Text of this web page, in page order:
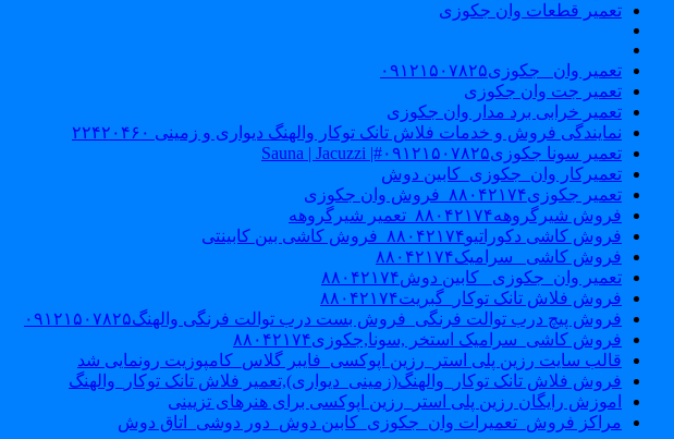
تعمیر قطعات وان جکوزی
تعمیر وان _جکوزی۰۹۱۲۱۵۰۷۸۲۵
تعمیر جت وان جکوزی
تعمیر خرابی برد مدار وان جکوزی
نمایندگی فروش و خدمات فلاش تانک توکار والهنگ دیواری و زمینی ۲۲۴۲۰۴۶۰
تعمیر سونا جکوزی۰۹۱۲۱۵۰۷۸۲۵#| Sauna | Jacuzzi
تعمیرکار وان_جکوزی_کابین دوش
تعمیر جکوزی۸۸۰۴۲۱۷۴_فروش وان جکوزی
فروش شیرگروهه۸۸۰۴۲۱۷۴_تعمیر شیرگروهه
فروش کاشی دکوراتیو۸۸۰۴۲۱۷۴_فروش کاشی بین کابینتی
فروش کاشی _سرامیک۸۸۰۴۲۱۷۴
تعمیر وان_جکوزی_ کابین دوش۸۸۰۴۲۱۷۴
فروش فلاش تانک توکار_گبریت۸۸۰۴۲۱۷۴
فروش پیچ درب توالت فرنگی_فروش بست درب توالت فرنگی والهنگ۰۹۱۲۱۵۰۷۸۲۵
فروش کاشی_سرامیک استخر ,سونا,جکوزی۸۸۰۴۲۱۷۴
قالب سایت رزین پلی استر_رزین اپوکسی_فایبر گلاس_کامپوزیت رونمایی شد
فروش فلاش تانک توکار_والهنگ(زمینی_دیواری),تعمیر فلاش تانک توکار_والهنگ
اموزش رایگان رزین پلی استر_رزین اپوکسی برای هنرهای تزیینی
مراکز فروش_تعمیرات وان_جکوزی_کابین دوش_دور دوشی_اتاق دوش